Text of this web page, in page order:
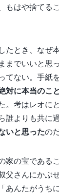
もはや捨てる
たとき、なぜ
までいいと思
てない。手紙
対に本当のこ
。考はレオに
誰よりも共に
いと思ったの
家の宝である
父さんにかぶ
あんたがうち